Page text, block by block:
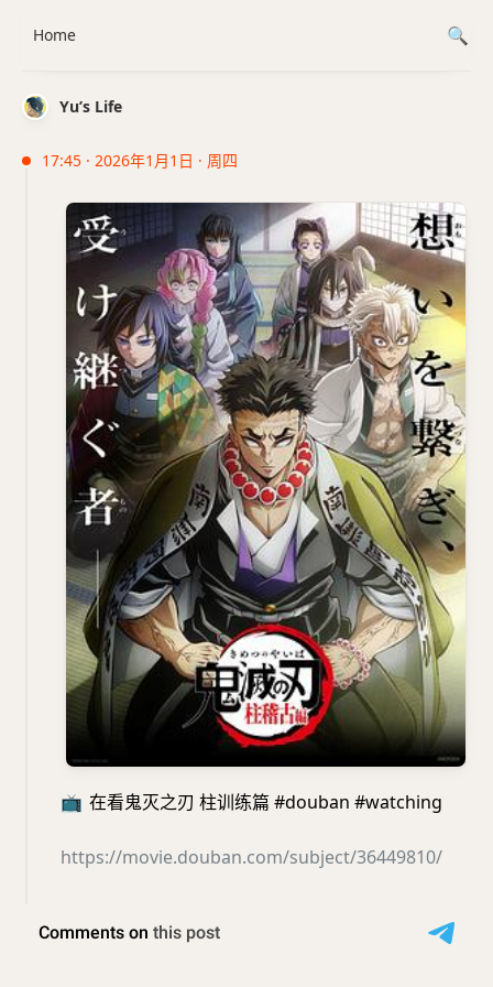
Yu’s Life
17:45 · 2026年1月1日 · 周四
📺 在看鬼灭之刃 柱训练篇 #douban #watching
https://movie.douban.com/subject/36449810/
Home